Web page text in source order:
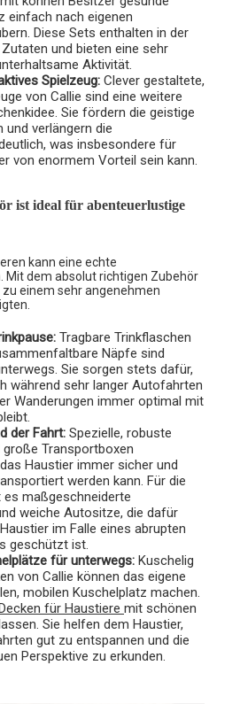
einfach nach eigenen
Diese Sets enthalten in der
und bieten eine sehr
Aktivität.
Spielzeug: Clever gestaltete,
von Callie sind eine weitere
Sie fördern die geistige
verlängern die
was insbesondere für
von enormem Vorteil sein kann.
ist ideal für abenteuerlustige
kann eine echte
Mit dem absolut richtigen Zubehör
einem sehr angenehmen
Tragbare Trinkflaschen
Näpfe sind
Sie sorgen stets dafür,
während sehr langer Autofahrten
Wanderungen immer optimal mit
der Fahrt: Spezielle, robuste
Transportboxen
Haustier immer sicher und
werden kann. Für die
maßgeschneiderte
weiche Autositze, die dafür
im Falle eines abrupten
geschützt ist.
für unterwegs: Kuschelig
von Callie können das eigene
mobilen Kuschelplatz machen.
für Haustiere mit schönen
Sie helfen dem Haustier,
gut zu entspannen und die
Perspektive zu erkunden.